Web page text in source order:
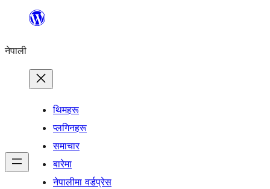
सामग्रीमा
नेपाली
थिमहरू
प्लगिनहरू
समाचार
बारेमा
नेपालीमा वर्डप्रेस